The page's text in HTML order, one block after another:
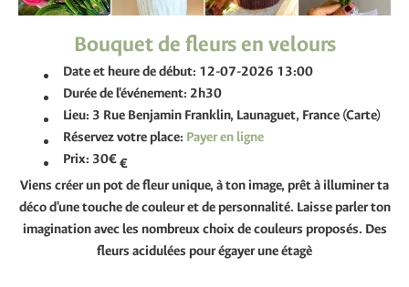
Bouquet de fleurs en velours
Date et heure de début: 12-07-2026 13:00
Durée de l'événement: 2h30
Lieu: 3 Rue Benjamin Franklin, Launaguet, France (Carte)
Réservez votre place:
Prix: 30€€
Viens créer un pot de fleur unique, à ton image, prêt à illuminer ta
déco d'une touche de couleur et de personnalité. Laisse parler ton
imagination avec les nombreux choix de couleurs proposés. Des
fleurs acidulées pour égayer une étagè